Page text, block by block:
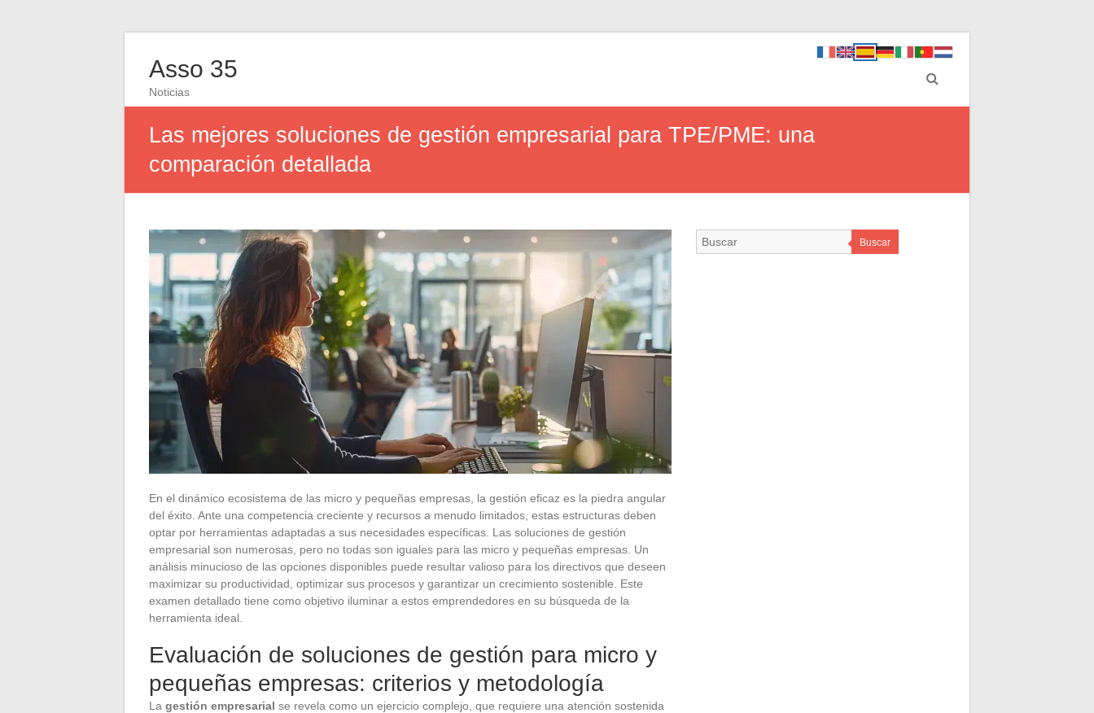
Asso 35
Noticias
Las mejores soluciones de gestión empresarial para TPE/PME: una
comparación detallada
En el dinámico ecosistema de las micro y pequeñas empresas, la gestión eficaz es la piedra angular
del éxito. Ante una competencia creciente y recursos a menudo limitados, estas estructuras deben
optar por herramientas adaptadas a sus necesidades específicas. Las soluciones de gestión
empresarial son numerosas, pero no todas son iguales para las micro y pequeñas empresas. Un
análisis minucioso de las opciones disponibles puede resultar valioso para los directivos que deseen
maximizar su productividad, optimizar sus procesos y garantizar un crecimiento sostenible. Este
examen detallado tiene como objetivo iluminar a estos emprendedores en su búsqueda de la
herramienta ideal.
Evaluación de soluciones de gestión para micro y
pequeñas empresas: criterios y metodología
La gestión empresarial se revela como un ejercicio complejo, que requiere una atención sostenida
Buscar